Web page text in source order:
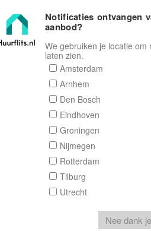
Home Zoeken
Huurflits
of makelaar van de woning.
Notificaties ontvangen
aanbod?
We gebruiken je locatie om
laten zien.
Amsterdam
Arnhem
Den Bosch
Eindhoven
Groningen
Nijmegen
Rotterdam
Tilburg
Utrecht
Nee dank je